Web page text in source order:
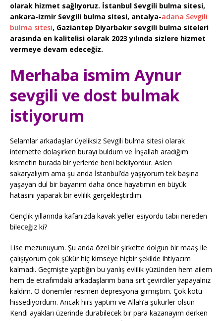
olarak hizmet sağlıyoruz. İstanbul Sevgili bulma sitesi,
ankara-izmir Sevgili bulma sitesi, antalya-adana Sevgili
bulma sitesi, Gaziantep Diyarbakır sevgili bulma siteleri
arasında en kalitelisi olarak 2023 yılında sizlere hizmet
vermeye devam edeceğiz.
Merhaba ismim Aynur
sevgili ve dost bulmak
istiyorum
Selamlar arkadaşlar üyeliksiz Sevgili bulma sitesi olarak
internette dolaşırken burayı buldum ve İnşallah aradığım
kısmetin burada bir yerlerde beni bekliyordur. Aslen
sakaryalıyım ama şu anda İstanbul’da yaşıyorum tek başına
yaşayan dul bir bayanım daha önce hayatımın en büyük
hatasını yaparak bir evlilik gerçekleştirdim.
Gençlik yıllarında kafanızda kavak yeller esiyordu tabii nereden
bileceğiz ki?
Lise mezunuyum. Şu anda özel bir şirkette dolgun bir maaş ile
çalışıyorum çok şükür hiç kimseye hiçbir şekilde ihtiyacım
kalmadı. Geçmişte yaptığın bu yanlış evlilik yüzünden hem ailem
hem de etrafımdaki arkadaşlarım bana sırt çevirdiler yapayalnız
kaldım. O dönemler resmen depresyona girmiştim. Çok kötü
hissediyordum. Ancak hırs yaptım ve Allah’a şükürler olsun
Kendi ayakları üzerinde durabilecek bir para kazanayım derken